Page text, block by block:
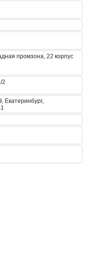
промзона, 22 корпус
2
Екатеринбург,